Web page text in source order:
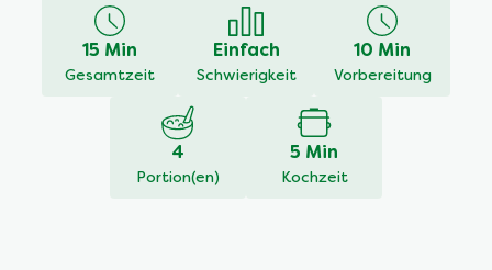
abgegeben15 Min
Gesamtzeit
Einfach
Schwierigkeit
10 Min
Vorbereitung
4
Portion(en)
5 Min
Kochzeit